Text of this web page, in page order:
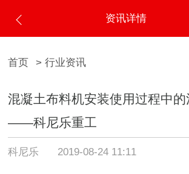
资讯详情
首页 > 行业资讯
混凝土布料机安装使用过程中
——科尼乐重工
科尼乐 2019-08-24 11:11